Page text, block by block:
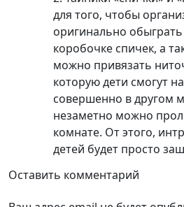
для того, чтобы
оригинально
коробочке спичек, а
можно привязать
которую дети смогут
совершенно в другом
незаметно можно
комнате. От этого,
детей будет просто
Оставить комментарий